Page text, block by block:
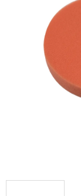
hvězdiček.